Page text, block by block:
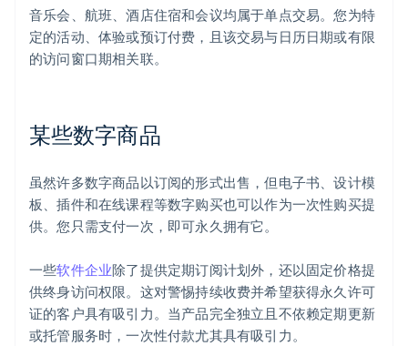
音乐会、航班、酒店住宿和会议均属于单点交易。您为特
定的活动、体验或预订付费，且该交易与日历日期或有限
的访问窗口期相关联。
某些数字商品
虽然许多数字商品以订阅的形式出售，但电子书、设计模
板、插件和在线课程等数字购买也可以作为一次性购买提
供。您只需支付一次，即可永久拥有它。
一些软件企业除了提供定期订阅计划外，还以固定价格提
供终身访问权限。这对警惕持续收费并希望获得永久许可
证的客户具有吸引力。当产品完全独立且不依赖定期更新
或托管服务时，一次性付款尤其具有吸引力。